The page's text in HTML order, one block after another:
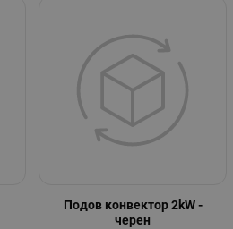
Подов конвектор 2kW -
черен